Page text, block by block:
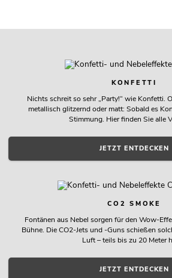
KONFETTI
Nichts schreit so sehr „Party!“ wie Konfetti.
metallisch glitzernd oder matt: Sobald es
Stimmung. Hier finden Sie alle
JETZT ENTDECKEN
CO2 SMOKE
Fontänen aus Nebel sorgen für den Wow-
Bühne. Die CO2-Jets und -Guns schießen
Luft – teils bis zu 20 Meter
JETZT ENTDECKEN